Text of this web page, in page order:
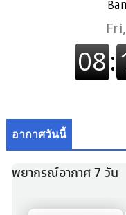
อากาศวันนี้